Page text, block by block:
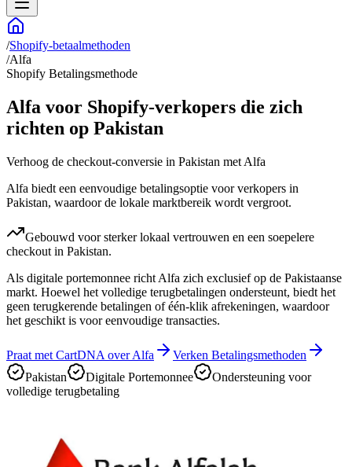
/Shopify-betaalmethoden
/Alfa
Shopify Betalingsmethode
Alfa voor Shopify-verkopers die zich
richten op Pakistan
Verhoog de checkout-conversie in Pakistan met Alfa
Alfa biedt een eenvoudige betalingsoptie voor verkopers in
Pakistan, waardoor de lokale marktbereik wordt vergroot.
Gebouwd voor sterker lokaal vertrouwen en een soepelere
checkout in Pakistan.
Als digitale portemonnee richt Alfa zich exclusief op de Pakistaanse
markt. Hoewel het volledige terugbetalingen ondersteunt, biedt het
geen terugkerende betalingen of één-klik afrekeningen, waardoor
het geschikt is voor eenvoudige transacties.
Praat met CartDNA over Alfa
Verken Betalingsmethoden
Pakistan
Digitale Portemonnee
Ondersteuning voor
volledige terugbetaling